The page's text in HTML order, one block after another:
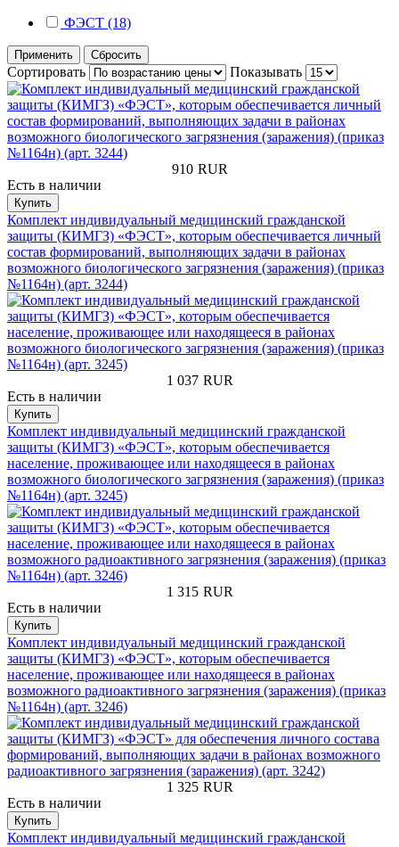
ФЭСТ (18)
Применить Сбросить
Сортировать Показывать
910 RUR
Есть в наличии
Купить
Комплект индивидуальный медицинский гражданской
защиты (КИМГЗ) «ФЭСТ», которым обеспечивается личный
состав формирований, выполняющих задачи в районах
возможного биологического загрязнения (заражения) (приказ
№1164н) (арт. 3244)
1 037 RUR
Есть в наличии
Купить
Комплект индивидуальный медицинский гражданской
защиты (КИМГЗ) «ФЭСТ», которым обеспечивается
население, проживающее или находящееся в районах
возможного биологического загрязнения (заражения) (приказ
№1164н) (арт. 3245)
1 315 RUR
Есть в наличии
Купить
Комплект индивидуальный медицинский гражданской
защиты (КИМГЗ) «ФЭСТ», которым обеспечивается
население, проживающее или находящееся в районах
возможного радиоактивного загрязнения (заражения) (приказ
№1164н) (арт. 3246)
1 325 RUR
Есть в наличии
Купить
Комплект индивидуальный медицинский гражданской